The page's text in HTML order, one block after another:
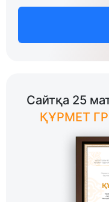
Сайтқа 25
ҚҰРМЕТ